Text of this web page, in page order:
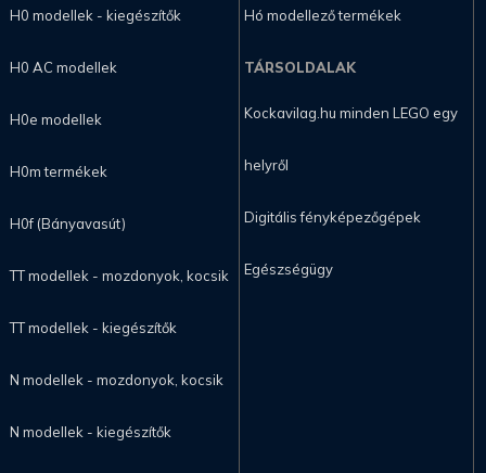
H0 modellek - kiegészítők
H0 AC modellek
H0e modellek
H0m termékek
H0f (Bányavasút)
TT modellek - mozdonyok, kocsik
TT modellek - kiegészítők
N modellek - mozdonyok, kocsik
N modellek - kiegészítők
Hó modellező termékek
TÁRSOLDALAK
Kockavilag.hu minden LEGO egy
helyről
Digitális fényképezőgépek
Egészségügy